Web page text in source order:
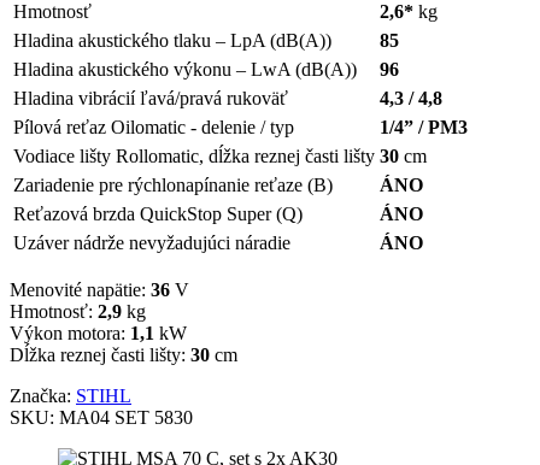
Hmotnosť
2,6* kg
Hladina akustického tlaku – LpA (dB(A))
85
Hladina akustického výkonu – LwA (dB(A))
96
Hladina vibrácií ľavá/pravá rukoväť
4,3 / 4,8
Pílová reťaz Oilomatic - delenie / typ
1/4” / PM3
Vodiace lišty Rollomatic, dĺžka reznej časti lišty 30 cm
Zariadenie pre rýchlonapínanie reťaze (B)
ÁNO
Reťazová brzda QuickStop Super (Q)
ÁNO
Uzáver nádrže nevyžadujúci náradie
ÁNO
Menovité napätie: 36 V
Hmotnosť: 2,9 kg
Výkon motora: 1,1 kW
Dĺžka reznej časti lišty: 30 cm
Značka: STIHL
SKU: MA04 SET 5830